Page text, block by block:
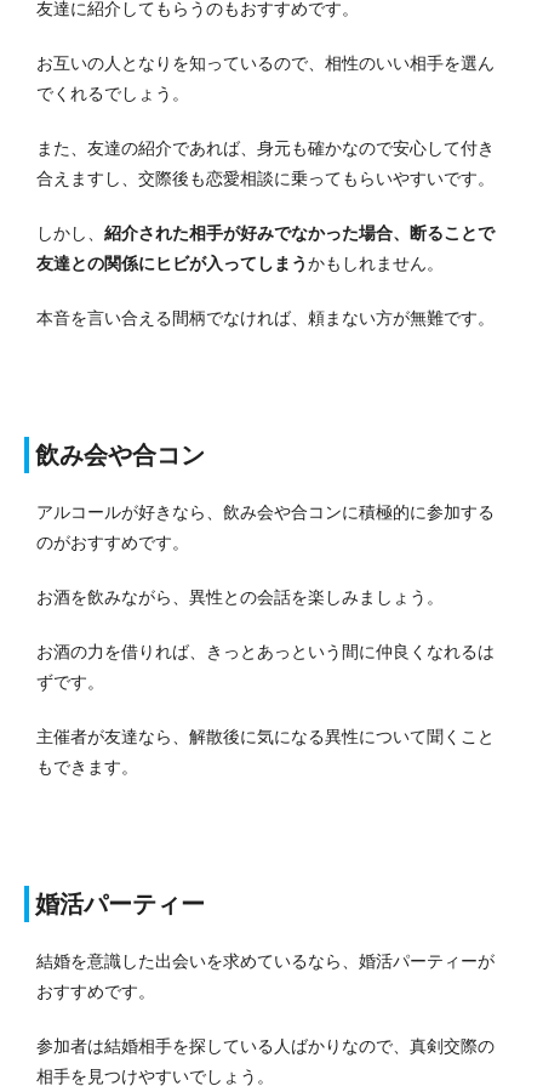
友達に紹介してもらうのもおすすめです。
お互いの人となりを知っているので、相性のいい相手を選ん
でくれるでしょう。
また、友達の紹介であれば、身元も確かなので安心して付き
合えますし、交際後も恋愛相談に乗ってもらいやすいです。
しかし、 紹介された相手が好みでなかった場合、断ることで
友達との関係にヒビが入ってしまうかもしれません。
本音を言い合える間柄でなければ、頼まない方が無難です。
飲み会や合コン
アルコールが好きなら、飲み会や合コンに積極的に参加する
のがおすすめです。
お酒を飲みながら、異性との会話を楽しみましょう。
お酒の力を借りれば、きっとあっという間に仲良くなれるは
ずです。
主催者が友達なら、解散後に気になる異性について聞くこと
もできます。
婚活パーティー
結婚を意識した出会いを求めているなら、婚活パーティーが
おすすめです。
参加者は結婚相手を探している人ばかりなので、真剣交際の
相手を見つけやすいでしょう。